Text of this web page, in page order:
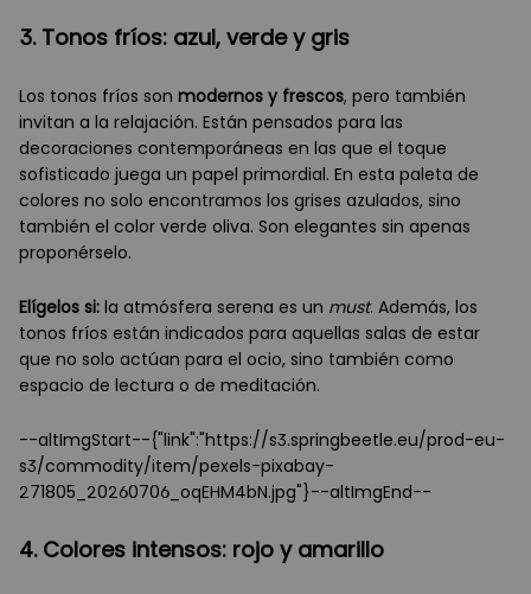
3. Tonos fríos: azul, verde y gris
Los tonos fríos son modernos y frescos, pero también
invitan a la relajación. Están pensados para las
decoraciones contemporáneas en las que el toque
sofisticado juega un papel primordial. En esta paleta de
colores no solo encontramos los grises azulados, sino
también el color verde oliva. Son elegantes sin apenas
proponérselo.
Elígelos si: la atmósfera serena es un must. Además, los
tonos fríos están indicados para aquellas salas de estar
que no solo actúan para el ocio, sino también como
espacio de lectura o de meditación.
--altImgStart--{"link":"https://s3.springbeetle.eu/prod-eu-
s3/commodity/item/pexels-pixabay-
271805_20260706_oqEHM4bN.jpg"}--altImgEnd--
4. Colores intensos: rojo y amarillo